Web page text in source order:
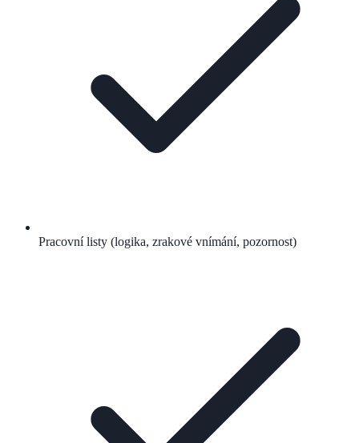
Pracovní listy (logika, zrakové vnímání, pozornost)